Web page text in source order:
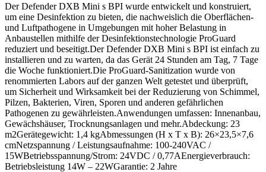
Der Defender DXB Mini s BPI wurde entwickelt und konstruiert,
um eine Desinfektion zu bieten, die nachweislich die Oberflächen-
und Luftpathogene in Umgebungen mit hoher Belastung in
Anbaustellen mithilfe der Desinfektionstechnologie ProGuard
reduziert und beseitigt.Der Defender DXB Mini s BPI ist einfach zu
installieren und zu warten, da das Gerät 24 Stunden am Tag, 7 Tage
die Woche funktioniert.Die ProGuard-Sanitization wurde von
renommierten Labors auf der ganzen Welt getestet und überprüft,
um Sicherheit und Wirksamkeit bei der Reduzierung von Schimmel,
Pilzen, Bakterien, Viren, Sporen und anderen gefährlichen
Pathogenen zu gewährleisten.Anwendungen umfassen: Innenanbau,
Gewächshäuser, Trocknungsanlagen und mehr.Abdeckung: 23
m2Gerätegewicht: 1,4 kgAbmessungen (H x T x B): 26×23,5×7,6
cmNetzspannung / Leistungsaufnahme: 100-240VAC /
15WBetriebsspannung/Strom: 24VDC / 0,77AEnergieverbrauch:
Betriebsleistung 14W – 22WGarantie: 2 Jahre